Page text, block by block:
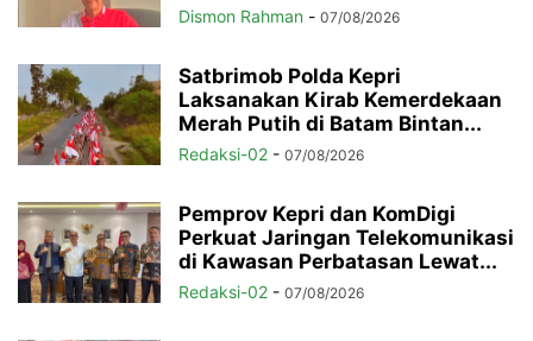
Dismon Rahman - 07/08/2026
Satbrimob Polda Kepri
Laksanakan Kirab Kemerdekaan
Merah Putih di Batam Bintan...
Redaksi-02 - 07/08/2026
Pemprov Kepri dan KomDigi
Perkuat Jaringan Telekomunikasi
di Kawasan Perbatasan Lewat...
Redaksi-02 - 07/08/2026